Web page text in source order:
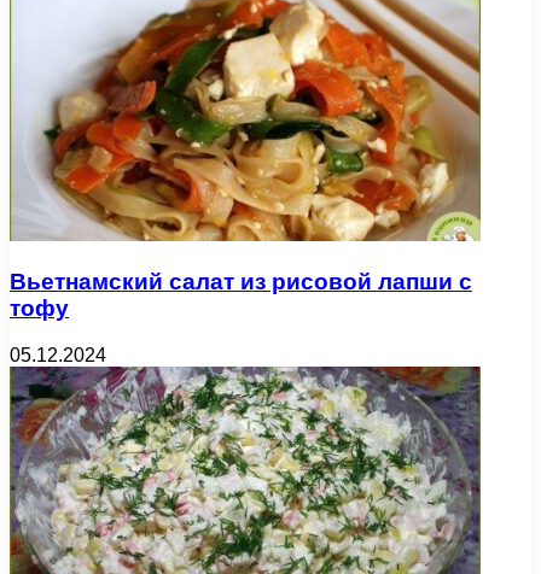
Вьетнамский салат из рисовой лапши с
тофу
05.12.2024